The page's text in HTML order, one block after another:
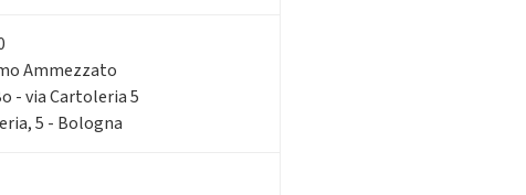
Ammezzato
- via Cartoleria 5
5 - Bologna